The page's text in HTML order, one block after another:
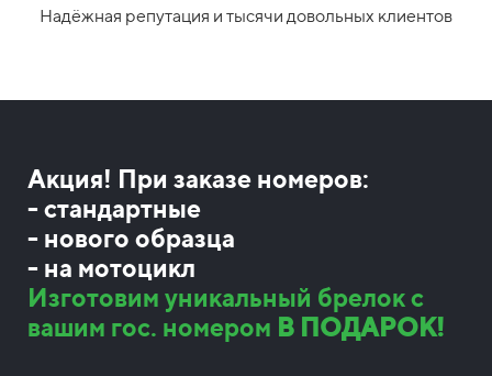
Надёжная репутация и тысячи довольных клиентов
Акция! При заказе номеров:
- стандартные
- нового образца
- на мотоцикл
Изготовим уникальный брелок с
вашим гос. номером В ПОДАРОК!